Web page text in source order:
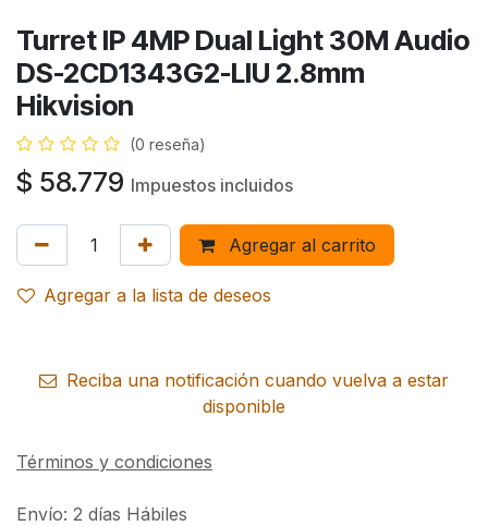
Turret IP 4MP Dual Light 30M Audio
DS-2CD1343G2-LIU 2.8mm
Hikvision
(0 reseña)
$ 58.779 Impuestos incluidos
Agregar al carrito
Agregar a la lista de deseos
Reciba una notificación cuando vuelva a estar
disponible
Términos y condiciones
Envío: 2 días Hábiles